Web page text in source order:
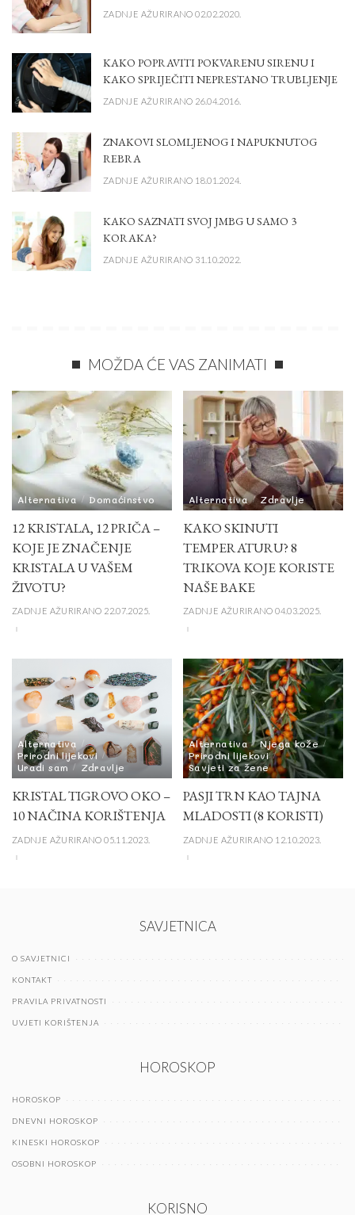
ZADNJE AŽURIRANO 02.02.2020.
KAKO POPRAVITI POKVARENU SIRENU I
KAKO SPRIJEČITI NEPRESTANO TRUBLJENJE
ZADNJE AŽURIRANO 26.04.2016.
ZNAKOVI SLOMLJENOG I NAPUKNUTOG
REBRA
ZADNJE AŽURIRANO 18.01.2024.
KAKO SAZNATI SVOJ JMBG U SAMO 3
KORAKA?
ZADNJE AŽURIRANO 31.10.2022.
MOŽDA ĆE VAS ZANIMATI
Alternativa Domaćinstvo
12 KRISTALA, 12 PRIČA –
KOJE JE ZNAČENJE
KRISTALA U VAŠEM
ŽIVOTU?
ZADNJE AŽURIRANO 22.07.2025.
Alternativa Zdravlje
KAKO SKINUTI
TEMPERATURU? 8
TRIKOVA KOJE KORISTE
NAŠE BAKE
ZADNJE AŽURIRANO 04.03.2025.
Alternativa
Prirodni lijekovi
Uradi sam
Zdravlje
KRISTAL TIGROVO OKO –
10 NAČINA KORIŠTENJA
ZADNJE AŽURIRANO 05.11.2023.
Alternativa
Njega kože
Prirodni lijekovi
Savjeti za žene
PASJI TRN KAO TAJNA
MLADOSTI (8 KORISTI)
ZADNJE AŽURIRANO 12.10.2023.
SAVJETNICA
O SAVJETNICI
KONTAKT
PRAVILA PRIVATNOSTI
UVJETI KORIŠTENJA
HOROSKOP
HOROSKOP
DNEVNI HOROSKOP
KINESKI HOROSKOP
OSOBNI HOROSKOP
KORISNO